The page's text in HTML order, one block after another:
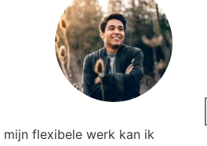
mijn flexibele werk kan ik